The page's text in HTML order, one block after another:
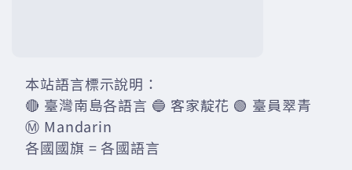
本站語言標示說明：
🔴 臺灣南島各語言 🔵 客家靛花 🟢 臺員翠青
Ⓜ️ Mandarin
各國國旗 = 各國語言